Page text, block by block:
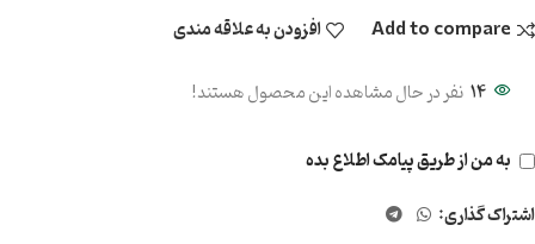
Add to compare
افزودن به علاقه مندی
14 نفر در حال مشاهده این محصول هستند!
به من از طریق پیامک اطلاع بده
اشتراک گذاری: